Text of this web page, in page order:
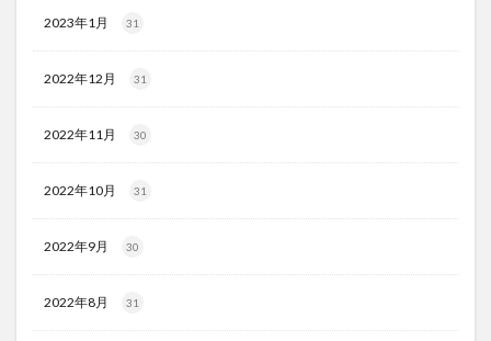
2023年1月 31
2022年12月 31
2022年11月 30
2022年10月 31
2022年9月 30
2022年8月 31